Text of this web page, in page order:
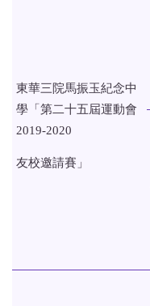
東華三院馬振玉紀念中
學「第二十五屆運動會
2019-2020
友校邀請賽」